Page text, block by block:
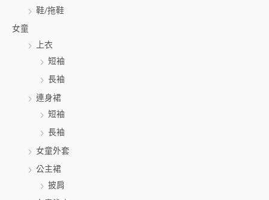
鞋/拖鞋
女童
上衣
短袖
長袖
連身裙
短袖
長袖
女童外套
公主裙
披肩